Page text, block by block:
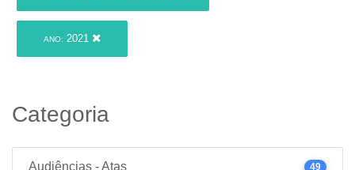
ANO: 2021
Categoria
Audiências - Atas 49